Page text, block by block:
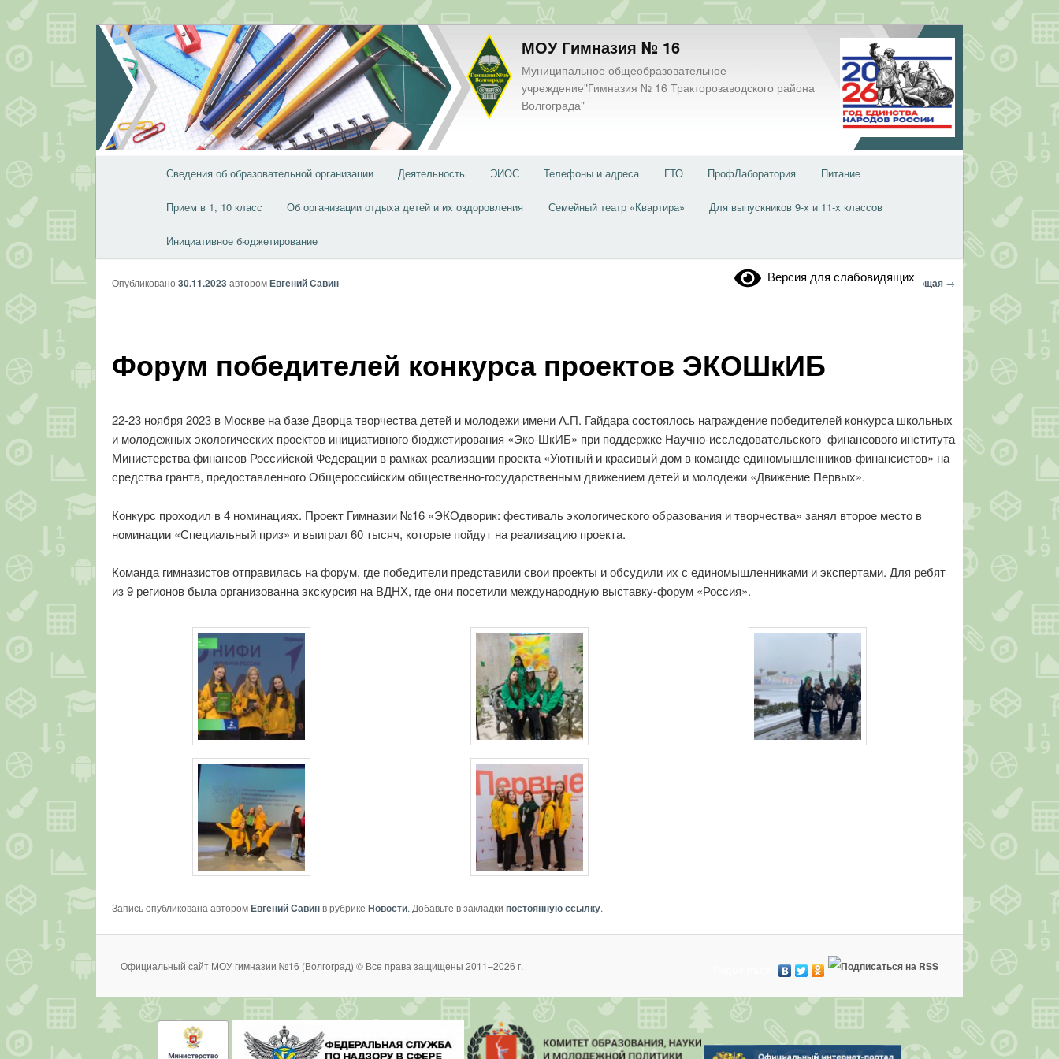
Перейти
к
основному
содержимому
МОУ Гимназия № 16
Муниципальное общеобразовательное
учреждение"Гимназия № 16 Тракторозаводского района
Волгограда"
Сведения об образовательной организации Деятельность ЭИОС Телефоны и адреса ГТО ПрофЛаборатория Питание
Прием в 1, 10 класс Об организации отдыха детей и их оздоровления Семейный театр «Квартира» Для выпускников 9-х и 11-х классов
Инициативное бюджетирование
Версия для слабовидящих
Навигация
← Предыдущая Следующая →
Форум победителей конкурса проектов ЭКОШкИБ
Опубликовано 30.11.2023 авторомЕвгений Савин
22-23 ноября 2023 в Москве на базе Дворца творчества детей и молодежи имени А.П. Гайдара состоялось награждение победителей конкурса школьных
и молодежных экологических проектов инициативного бюджетирования «Эко-ШкИБ» при поддержке Научно-исследовательского финансового института
Министерства финансов Российской Федерации в рамках реализации проекта «Уютный и красивый дом в команде единомышленников-финансистов» на
средства гранта, предоставленного Общероссийским общественно-государственным движением детей и молодежи «Движение Первых».
Конкурс проходил в 4 номинациях. Проект Гимназии №16 «ЭКОдворик: фестиваль экологического образования и творчества» занял второе место в
номинации «Специальный приз» и выиграл 60 тысяч, которые пойдут на реализацию проекта.
Команда гимназистов отправилась на форум, где победители представили свои проекты и обсудили их с единомышленниками и экспертами. Для ребят
из 9 регионов была организованна экскурсия на ВДНХ, где они посетили международную выставку-форум «Россия».
Запись опубликована авторомЕвгений Савинв рубрике Новости. Добавьте в закладки постоянную ссылку.
Официальный сайт МОУ гимназии №16 (Волгоград) © Все права защищены 2011–2026 г.